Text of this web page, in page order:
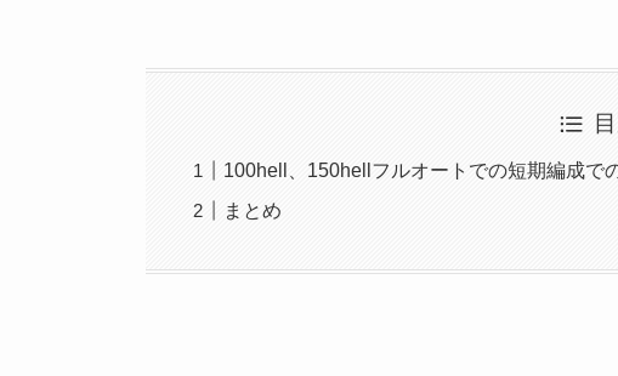
100hell、150hellフルオートでの短期編成で
まとめ